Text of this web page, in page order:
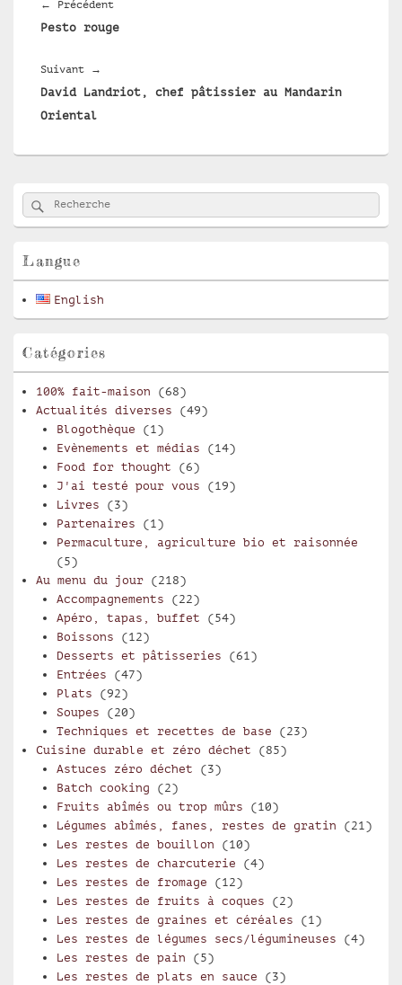
l’article
← PrécédentArticle
précédent :
Pesto rouge
Suivant →
suivant :
David Landriot, chef pâtissier au Mandarin
Oriental
Zone
principale
de
pour
latérale
Recherche :
Rechercher
Langue
English
Catégories
100% fait-maison (68)
Actualités diverses (49)
Blogothèque (1)
Evènements et médias (14)
Food for thought (6)
J'ai testé pour vous (19)
Livres (3)
Partenaires (1)
Permaculture, agriculture bio et raisonnée
(5)
Au menu du jour (218)
Accompagnements (22)
Apéro, tapas, buffet (54)
Boissons (12)
Desserts et pâtisseries (61)
Entrées (47)
Plats (92)
Soupes (20)
Techniques et recettes de base (23)
Cuisine durable et zéro déchet (85)
Astuces zéro déchet (3)
Batch cooking (2)
Fruits abîmés ou trop mûrs (10)
Légumes abîmés, fanes, restes de gratin (21)
Les restes de bouillon (10)
Les restes de charcuterie (4)
Les restes de fromage (12)
Les restes de fruits à coques (2)
Les restes de graines et céréales (1)
Les restes de légumes secs/légumineuses (4)
Les restes de pain (5)
Les restes de plats en sauce (3)